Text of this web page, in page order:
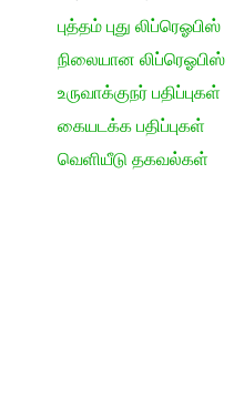
புத்தம் புது லிப்ரெஓபிஸ்
நிலையான லிப்ரெஓபிஸ்
உருவாக்குநர் பதிப்புகள்
கையடக்க பதிப்புகள்
வெளியீடு தகவல்கள்